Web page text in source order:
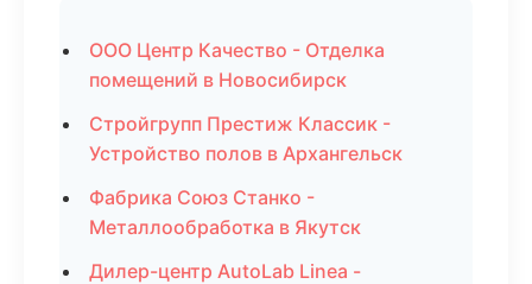
ООО Центр Качество - Отделка
помещений в Новосибирск
Стройгрупп Престиж Классик -
Устройство полов в Архангельск
Фабрика Союз Станко -
Металлообработка в Якутск
Дилер-центр AutoLab Linea -